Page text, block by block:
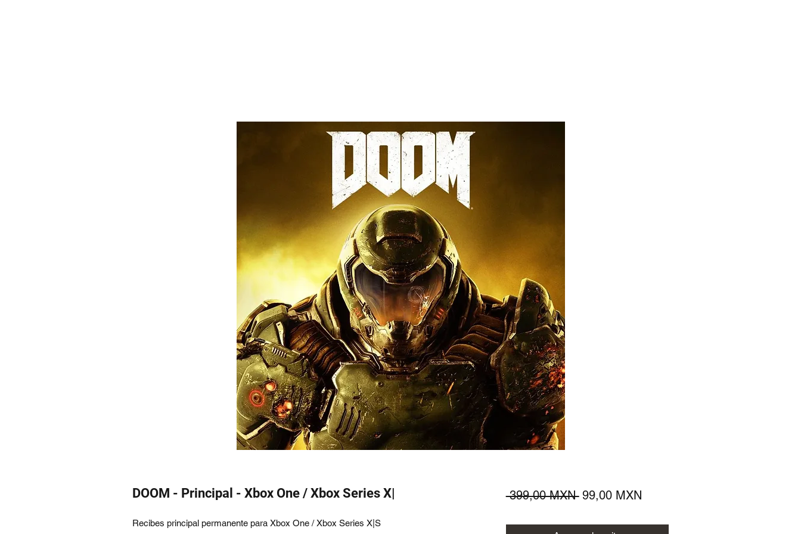
DOOM - Principal - Xbox One / Xbox Series X|
Recibes principal permanente para Xbox One / Xbox Series X|S
399,00 MXN Precio
99,00 MXNPrecio